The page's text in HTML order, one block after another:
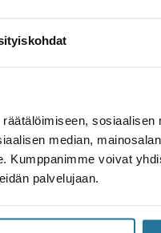
median,
voivat
palvelujaan.
entistä
ja ketterämpi kuin
suunniteltu Collosus